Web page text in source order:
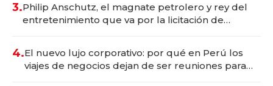
3.Philip Anschutz, el magnate petrolero y rey del
entretenimiento que va por la licitación de
4.El nuevo lujo corporativo: por qué en Perú los
viajes de negocios dejan de ser reuniones para